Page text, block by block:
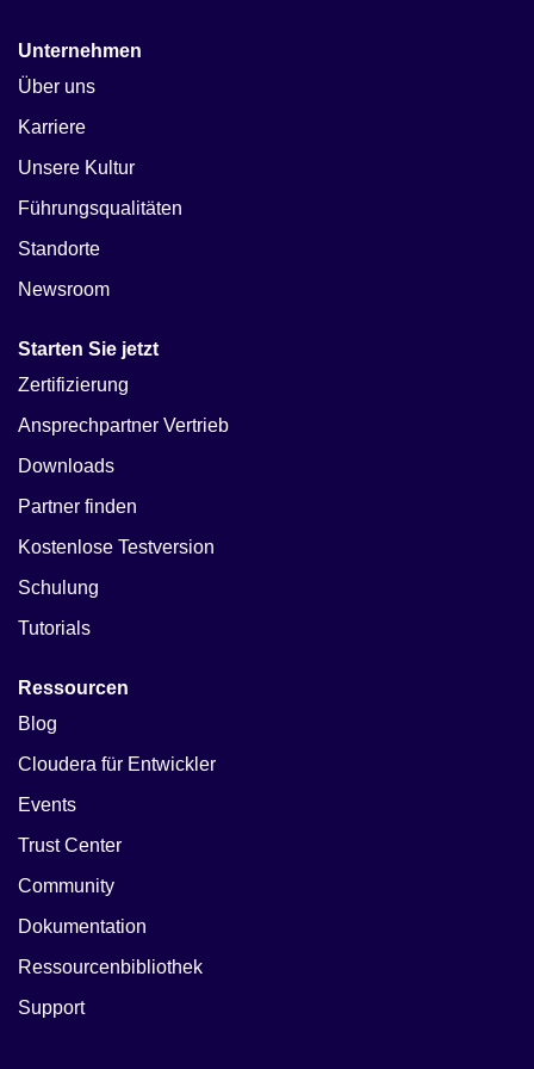
Unternehmen
Über uns
Karriere
Unsere Kultur
Führungsqualitäten
Standorte
Newsroom
Starten Sie jetzt
Zertifizierung
Ansprechpartner Vertrieb
Downloads
Partner finden
Kostenlose Testversion
Schulung
Tutorials
Ressourcen
Blog
Cloudera für Entwickler
Events
Trust Center
Community
Dokumentation
Ressourcenbibliothek
Support